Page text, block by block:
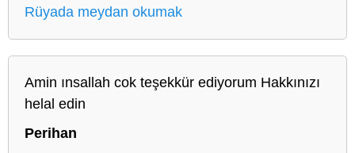
Rüyada meydan okumak
Amin ınsallah cok teşekkür ediyorum Hakkınızı
helal edin
Perihan